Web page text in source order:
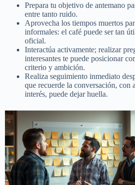
Prepara tu objetivo de antemano
entre tanto ruido.
Aprovecha los tiempos muertos
informales: el café puede ser tan
oficial.
Interactúa activamente; realizar
interesantes te puede posicionar
criterio y ambición.
Realiza seguimiento inmediato
que recuerde la conversación, con
interés, puede dejar huella.